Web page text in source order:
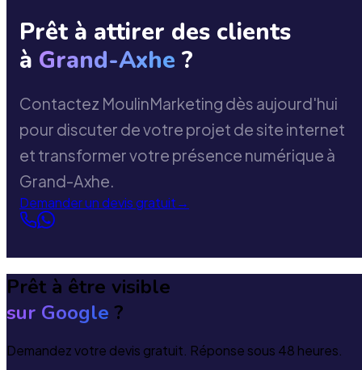
Prêt à attirer des clients
à Grand-Axhe ?
Contactez MoulinMarketing dès aujourd'hui
pour discuter de votre projet de site internet
et transformer votre présence numérique à
Grand-Axhe.
Demander un devis gratuit→
Prêt à être visible
sur Google ?
Demandez votre devis gratuit. Réponse sous 48 heures.